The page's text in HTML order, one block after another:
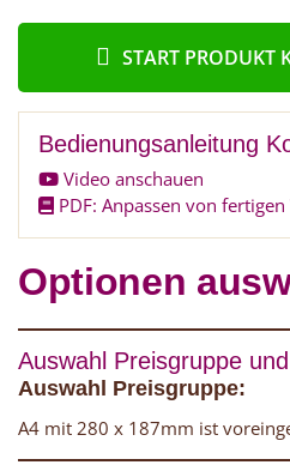
START PRODUKT
Bedienungsanleitung
Video anschauen
PDF: Anpassen von
Optionen
Auswahl Preisgruppe
Auswahl Preisgruppe:
A4 mit 280 x 187mm ist